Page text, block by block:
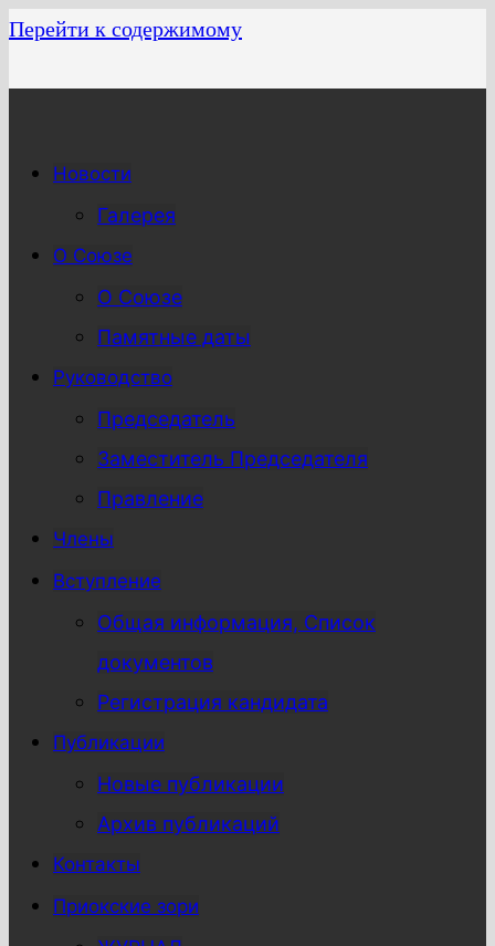
Перейти к содержимому
Новости
Галерея
О Союзе
О Союзе
Памятные даты
Руководство
Председатель
Заместитель Председателя
Правление
Члены
Вступление
Общая информация, Список
документов
Регистрация кандидата
Публикации
Новые публикации
Архив публикаций
Контакты
Приокские зори